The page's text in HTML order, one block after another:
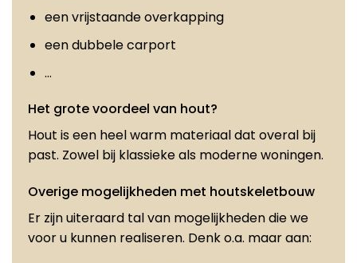
een vrijstaande overkapping
een dubbele carport
…
Het grote voordeel van hout?
Hout is een heel warm materiaal dat overal bij
past. Zowel bij klassieke als moderne woningen.
Overige mogelijkheden met houtskeletbouw
Er zijn uiteraard tal van mogelijkheden die we
voor u kunnen realiseren. Denk o.a. maar aan: